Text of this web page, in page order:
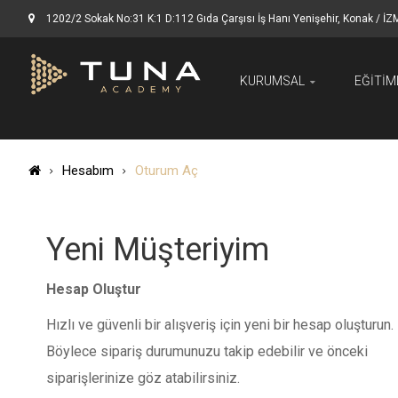
1202/2 Sokak No:31 K:1 D:112 Gıda Çarşısı İş Hanı Yenişehir, Konak /
KURUMSAL
Hesabım Oturum Aç
Yeni Müşteriyim
Hesap Oluştur
Hızlı ve güvenli bir alışveriş için yeni bir hesap oluşturun.
Böylece sipariş durumunuzu takip edebilir ve önceki
siparişlerinize göz atabilirsiniz.